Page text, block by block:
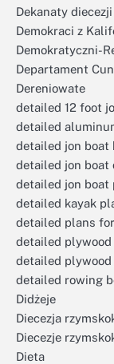
Dekanaty
Demokraci z
Demokratyczni-
Departament
Dereniowate
detailed 12 foot
detailed
detailed jon
detailed jon boat
detailed jon boat
detailed kayak
detailed plans
detailed
detailed
detailed rowing
Didżeje
Diecezja
Diecezje
Dieta